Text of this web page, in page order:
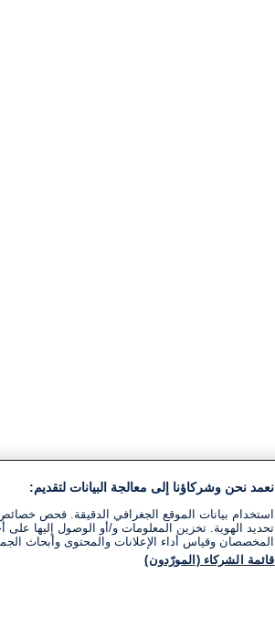
نعمد نحن وشركاؤنا إلى معالجة البيانات لتقديم:
استخدام بيانات الموقع الجغرافي الدقيقة. فحص
تحديد الهوية. تخزين المعلومات و/أو الوصول إليها على
المخصصان وقياس أداء الإعلانات والمحتوى وأبحاث
قائمة الشركاء (المورّدون)